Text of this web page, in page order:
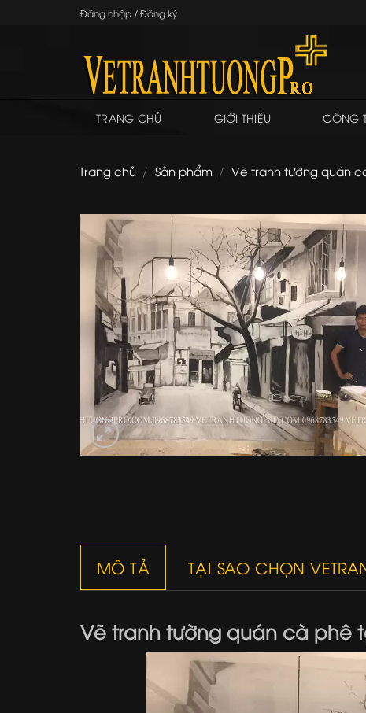
Đăng nhập / Đăng ký
TRANG CHỦ GIỚI THIỆU CÔNG
Trang chủ / Sản phẩm / Vẽ tranh tường quán
MÔ TẢ TẠI SAO CHỌN
Vẽ tranh tường quán cà phê